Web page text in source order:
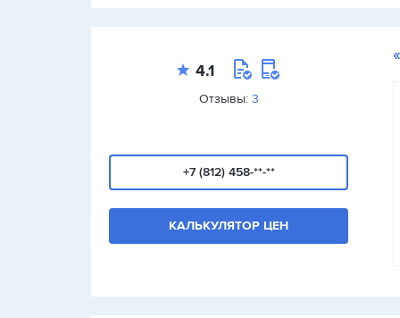
4.1
Отзывы: 3
+7 (812) 458-**-**
КАЛЬКУЛЯТОР ЦЕН